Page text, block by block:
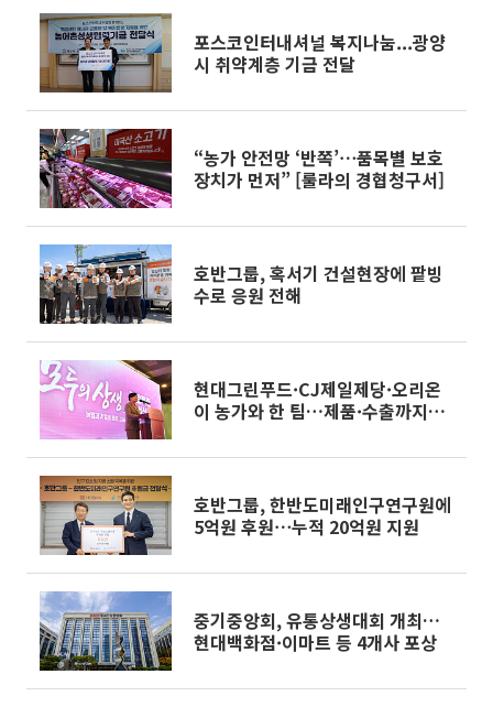
포스코인터내셔널 복지나눔...광양
시 취약계층 기금 전달
“농가 안전망 ‘반쪽’⋯품목별 보호
장치가 먼저” [룰라의 경협청구서]
호반그룹, 혹서기 건설현장에 팥빙
수로 응원 전해
현대그린푸드·CJ제일제당·오리온
이 농가와 한 팀…제품·수출까지
호반그룹, 한반도미래인구연구원에
5억원 후원⋯누적 20억원 지원
중기중앙회, 유통상생대회 개최…
현대백화점·이마트 등 4개사 포상